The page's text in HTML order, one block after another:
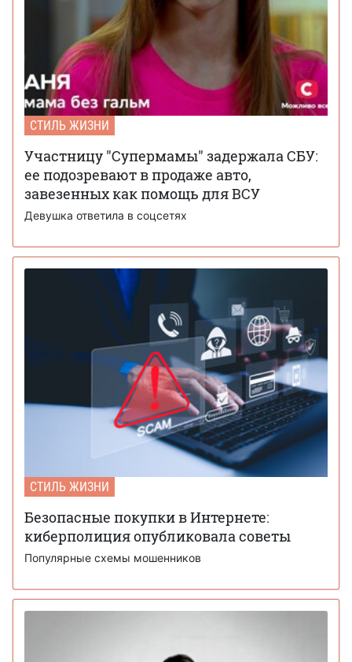
СТИЛЬ ЖИЗНИ
Участницу "Супермамы" задержала СБУ:
ее подозревают в продаже авто,
завезенных как помощь для ВСУ
Девушка ответила в соцсетях
СТИЛЬ ЖИЗНИ
Безопасные покупки в Интернете:
киберполиция опубликовала советы
Популярные схемы мошенников